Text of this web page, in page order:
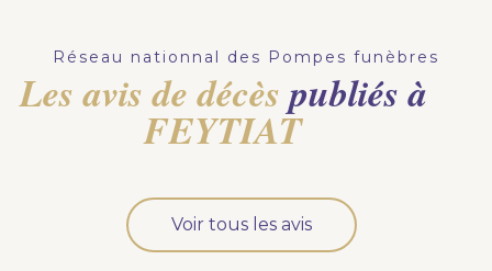
d'obsèques, nos équipe s'engage à vous répondre
dans les meilleurs délais.
Demander un devis obsèques
Optez pour la prévoyance
Vous souhaitez anticiper vos obsèques et soulager
Réseau nationnal des Pompes funèbres
Les avis de décèspubliés à
FEYTIAT
Voir tous les avis